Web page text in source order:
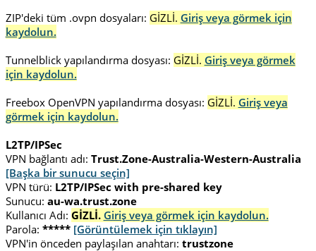
ZIP'deki tüm .ovpn dosyaları: GİZLİ. Giriş veya görmek için
kaydolun.
Tunnelblick yapılandırma dosyası: GİZLİ. Giriş veya görmek
için kaydolun.
Freebox OpenVPN yapılandırma dosyası: GİZLİ. Giriş veya
görmek için kaydolun.
L2TP/IPSec
VPN bağlantı adı: Trust.Zone-Australia-Western-Australia
[Başka bir sunucu seçin]
VPN türü: L2TP/IPSec with pre-shared key
Sunucu: au-wa.trust.zone
Kullanıcı Adı: GİZLİ. Giriş veya görmek için kaydolun.
Parola: ***** [Görüntülemek için tıklayın]
VPN'in önceden paylaşılan anahtarı: trustzone